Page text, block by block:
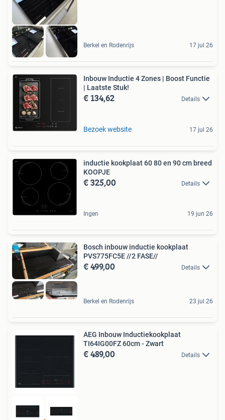
Berkel en Rodenrijs 17 jul 26
Inbouw Inductie 4 Zones | Boost Functie
| Laatste Stuk!
€ 134,62 Details
Bezoek website 17 jul 26
inductie kookplaat 60 80 en 90 cm breed
KOOPJE
€ 325,00 Details
Ingen 19 jun 26
Bosch inbouw inductie kookplaat
PVS775FC5E //2 FASE//
€ 499,00 Details
Berkel en Rodenrijs 23 jul 26
AEG Inbouw Inductiekookplaat
TI64IG00FZ 60cm - Zwart
€ 489,00 Details